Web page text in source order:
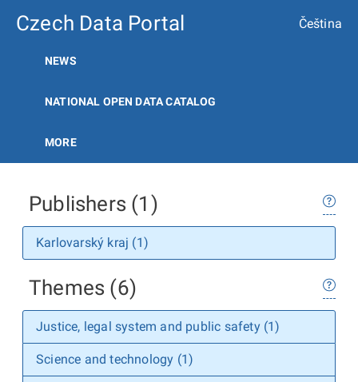
Czech Data Portal Čeština
NEWS
NATIONAL OPEN DATA CATALOG
MORE
Publishers (1)
Karlovarský kraj (1)
Themes (6)
Justice, legal system and public safety (1)
Science and technology (1)